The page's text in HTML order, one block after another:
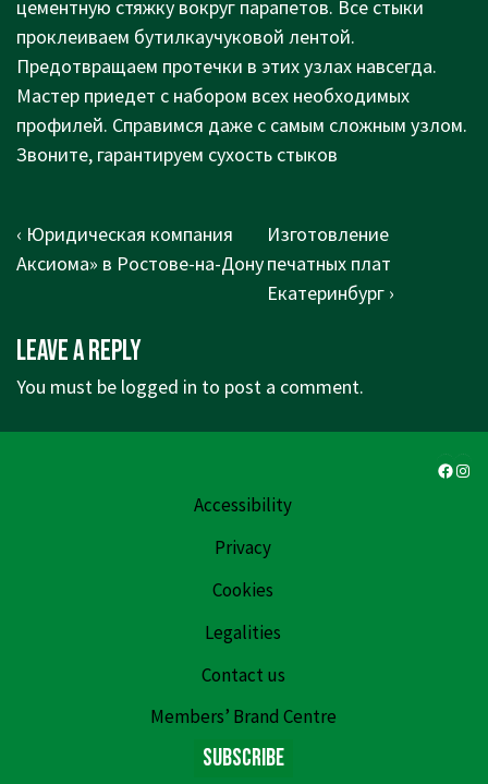
цементную стяжку вокруг парапетов. Все стыки
проклеиваем бутилкаучуковой лентой.
Предотвращаем протечки в этих узлах навсегда.
Мастер приедет с набором всех необходимых
профилей. Справимся даже с самым сложным узлом.
Звоните, гарантируем сухость стыков
Post
navigation
Previous
Post
‹ Юридическая компания
Аксиома» в Ростове-на-Дону
Next
Post
is
Изготовление
печатных плат
Екатеринбург ›
Leave a Reply
You must be logged in to post a comment.
Accessibility
Privacy
Cookies
Legalities
Contact us
Members’ Brand Centre
Subscribe